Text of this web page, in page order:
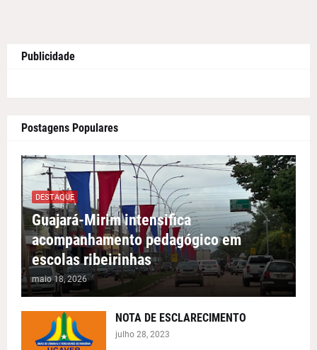
Publicidade
Postagens Populares
DESTAQUE
Guajará-Mirim intensifica
acompanhamento pedagógico em
escolas ribeirinhas
maio 18, 2026
NOTA DE ESCLARECIMENTO
julho 28, 2023